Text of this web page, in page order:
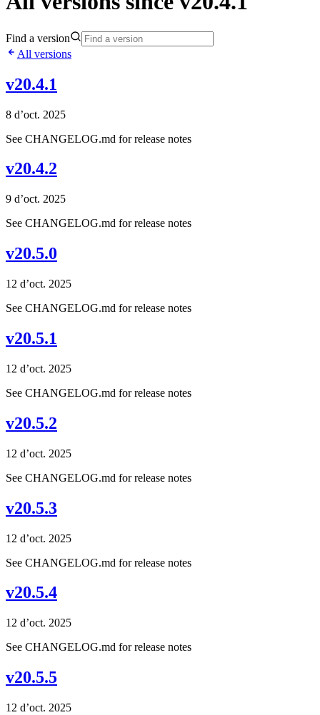
Find a version
All versions
v20.4.1
8 d’oct. 2025
See CHANGELOG.md for release notes
v20.4.2
9 d’oct. 2025
See CHANGELOG.md for release notes
v20.5.0
12 d’oct. 2025
See CHANGELOG.md for release notes
v20.5.1
12 d’oct. 2025
See CHANGELOG.md for release notes
v20.5.2
12 d’oct. 2025
See CHANGELOG.md for release notes
v20.5.3
12 d’oct. 2025
See CHANGELOG.md for release notes
v20.5.4
12 d’oct. 2025
See CHANGELOG.md for release notes
v20.5.5
12 d’oct. 2025